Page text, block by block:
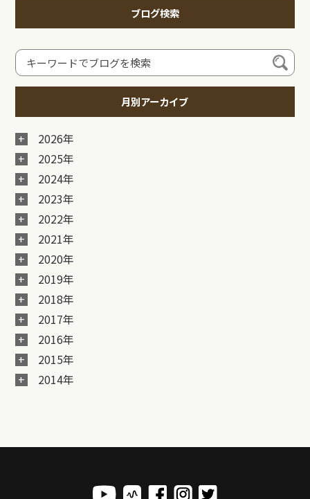
ブログ検索
月別アーカイブ
2026年
2025年
2024年
2023年
2022年
2021年
2020年
2019年
2018年
2017年
2016年
2015年
2014年